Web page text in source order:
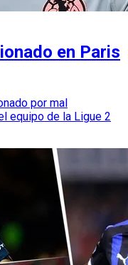
en Paris
por mal
equipo de la Ligue 2